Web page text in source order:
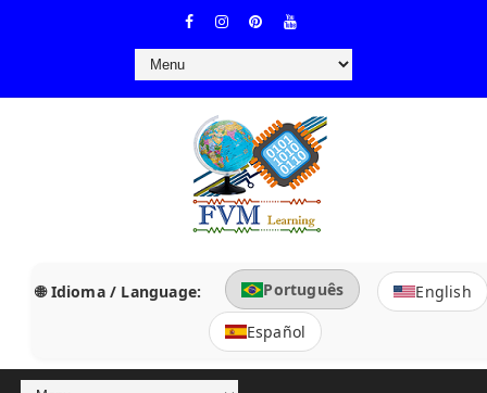
🌐 Idioma / Language: Português
English
Español